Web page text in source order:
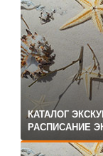
КАТАЛОГ
РАСПИСАНИЕ